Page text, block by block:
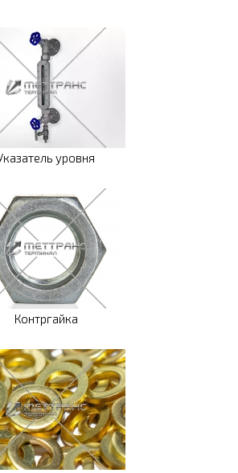
уровня
Контргайка